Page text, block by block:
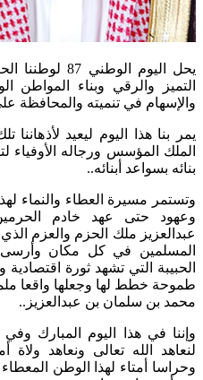
يحل اليوم
التميز والرقي وبناء المواطن
والإسهام في تنميته والمحافظة
يمر بنا هذا اليوم ليعيد
الملك المؤسس ورجاله الأوفياء
بنائه بسواعد أبنائه..
وتستمر مسيرة العطاء والنماء
وعهود حتى عهد خادم
عبدالعزيز ملك الحزم والعزم
المسلمين في كل مكان وأرسى
الحبيبة التي تشهد ثورة
طموحة خطط لها وجعلها واقعا
محمد بن سلمان بن عبدالعزيز..
وإننا في هذا اليوم المبارك وفي
لنعاهد الله تعالى ونعاهد
وحراسا أمتاء لهذا الوطن